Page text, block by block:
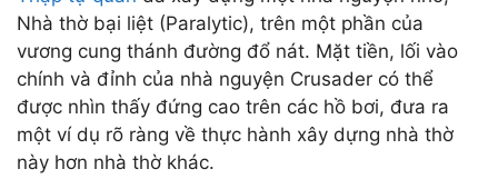
Nhà thờ bại liệt (Paralytic), trên một phần của
vương cung thánh đường đổ nát. Mặt tiền, lối vào
chính và đỉnh của nhà nguyện Crusader có thể
được nhìn thấy đứng cao trên các hồ bơi, đưa ra
một ví dụ rõ ràng về thực hành xây dựng nhà thờ
này hơn nhà thờ khác.